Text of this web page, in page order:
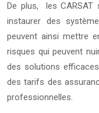
De plus, les
instaurer des
peuvent ainsi mettre
risques qui peuvent
des solutions
des tarifs des
professionnelles.